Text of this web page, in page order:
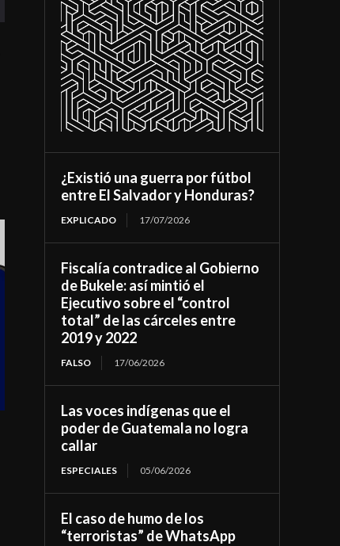
¿Existió una guerra por fútbol
entre El Salvador y Honduras?
EXPLICADO 17/07/2026
Fiscalía contradice al Gobierno
de Bukele: así mintió el
Ejecutivo sobre el “control
total” de las cárceles entre
2019 y 2022
FALSO 17/06/2026
Las voces indígenas que el
poder de Guatemala no logra
callar
ESPECIALES 05/06/2026
El caso de humo de los
“terroristas” de WhatsApp